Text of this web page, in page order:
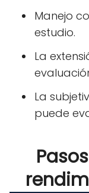
Manejo
estudio.
La
La
puede